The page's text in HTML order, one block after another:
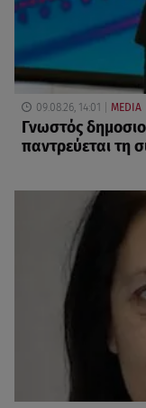
09.08.26, 14:01 MEDIA
Γνωστός
παντρεύεται τη